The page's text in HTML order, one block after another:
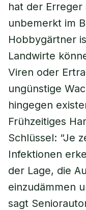
hat der
unbemerkt im
Hobbygärtner
Landwirte
Viren oder
ungünstige
hingegen
Frühzeitiges
Schlüssel: “Je
Infektionen
der Lage, die
einzudämmen
sagt